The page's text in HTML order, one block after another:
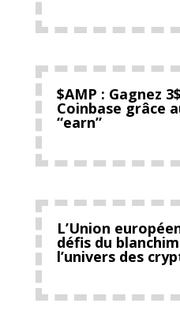
$AMP : Gagnez
Coinbase grâce
“earn”
L’Union
défis du
l’univers des